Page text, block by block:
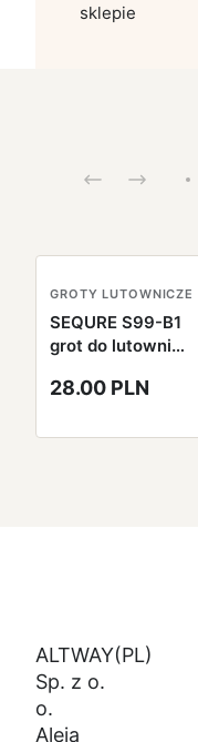
sklepie
GROTY LUTOWNICZE
SEQURE S99-B1
grot do lutownicy
28.00 PLN
ALTWAY(PL)
Sp. z o.
o.
Aleja